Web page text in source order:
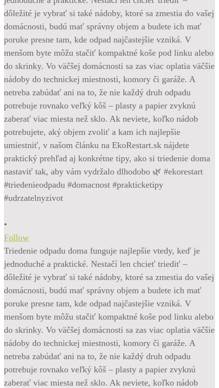
•
Follow
Triedenie odpadu doma funguje najlepšie vtedy, keď je
jednoduché a praktické. Nestačí len chcieť triediť –
dôležité je vybrať si také nádoby, ktoré sa zmestia do vašej
domácnosti, budú mať správny objem a budete ich mať
poruke presne tam, kde odpad najčastejšie vzniká. V
menšom byte môžu stačiť kompaktné koše pod linku alebo
do skrinky. Vo väčšej domácnosti sa zas viac oplatia väčšie
nádoby do technickej miestnosti, komory či garáže. A
netreba zabúdať ani na to, že nie každý druh odpadu
potrebuje rovnako veľký kôš – plasty a papier zvyknú
zaberať viac miesta než sklo. Ak neviete, koľko nádob